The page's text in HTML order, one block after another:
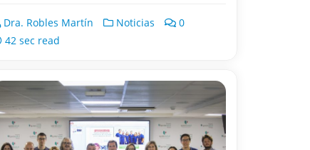
Dra. Robles Martín Noticias
0
42 sec read